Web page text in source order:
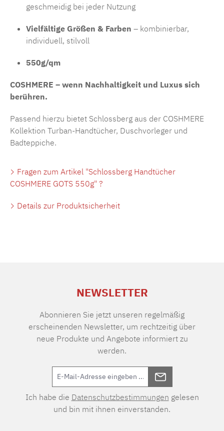
geschmeidig bei jeder Nutzung
Vielfältige Größen & Farben – kombinierbar,
individuell, stilvoll
550g/qm
COSHMERE – wenn Nachhaltigkeit und Luxus sich
berühren.
Passend hierzu bietet Schlossberg aus der COSHMERE
Kollektion Turban-Handtücher, Duschvorleger und
Badteppiche.
Fragen zum Artikel "Schlossberg Handtücher
COSHMERE GOTS 550g" ?
Details zur Produktsicherheit
NEWSLETTER
Abonnieren Sie jetzt unseren regelmäßig
erscheinenden Newsletter, um rechtzeitig über
neue Produkte und Angebote informiert zu
werden.
Ich habe die Datenschutzbestimmungen gelesen
und bin mit ihnen einverstanden.